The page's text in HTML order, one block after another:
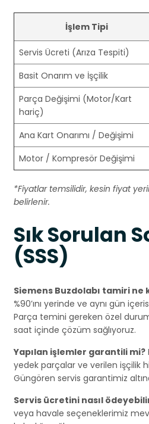
İşlem Tipi
Servis Ücreti (Arıza Tespiti)
Basit Onarım ve İşçilik
Parça Değişimi (Motor/Kart
hariç)
Ana Kart Onarımı / Değişimi
Motor / Kompresör Değişimi
*Fiyatlar temsilidir, kesin fiyat
belirlenir.
Sık Sorulan
(SSS)
Siemens Buzdolabı tamiri ne
%90’ını yerinde ve aynı gün
Parça temini gereken özel
saat içinde çözüm sağlıyoruz.
Yapılan işlemler garantili mi?
yedek parçalar ve verilen işçilik
Güngören servis garantimiz
Servis ücretini nasıl
veya havale seçeneklerimiz